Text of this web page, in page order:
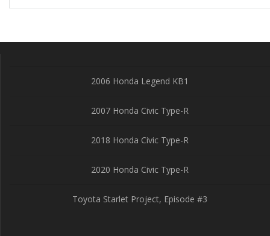
2006 Honda Legend KB1
2007 Honda Civic Type-R
2018 Honda Civic Type-R
2020 Honda Civic Type-R
Toyota Starlet Project, Episode #3